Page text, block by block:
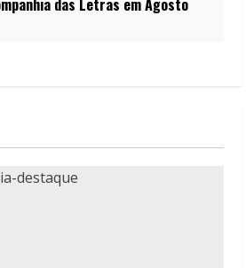
das Letras em Agosto